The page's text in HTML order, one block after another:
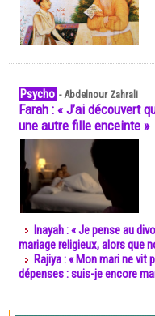
Psycho -Abdelnour Zahrali
Farah : « J’ai découvert
une autre fille enceinte »
Inayah : « Je pense au
mariage religieux, alors que
Rajiya : « Mon mari ne vit
dépenses : suis-je encore